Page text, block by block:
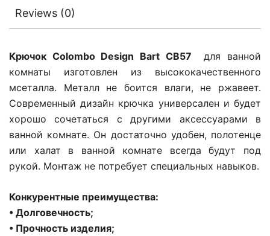
Reviews (0)
Крючок Colombo Design Bart CB57
для ванной
комнаты изготовлен из высококачественного
мсеталла. Металл не боится влаги, не ржавеет.
Современный дизайн крючка универсален и будет
хорошо сочетаться с другими аксессуарами в
ванной комнате. Он достаточно удобен, полотенце
или халат в ванной комнате всегда будут под
рукой. Монтаж не потребует специальных навыков.
Конкурентные преимущества:
• Долговечность;
• Прочность изделия;